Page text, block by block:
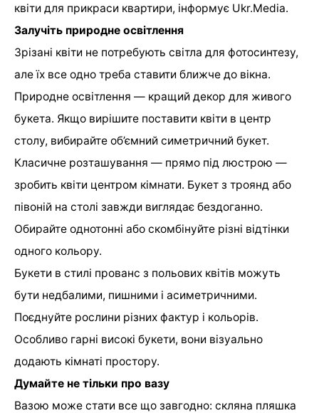
квіти для прикраси квартири, інформує Ukr.Media.
Залучіть природне освітлення
Зрізані квіти не потребують світла для фотосинтезу,
але їх все одно треба ставити ближче до вікна.
Природне освітлення — кращий декор для живого
букета. Якщо вирішите поставити квіти в центр
столу, вибирайте об’ємний симетричний букет.
Класичне розташування — прямо під люстрою —
зробить квіти центром кімнати. Букет з троянд або
півоній на столі завжди виглядає бездоганно.
Обирайте однотонні або скомбінуйте різні відтінки
одного кольору.
Букети в стилі прованс з польових квітів можуть
бути недбалими, пишними і асиметричними.
Поєднуйте рослини різних фактур і кольорів.
Особливо гарні високі букети, вони візуально
додають кімнаті простору.
Думайте не тільки про вазу
Вазою може стати все що завгодно: скляна пляшка